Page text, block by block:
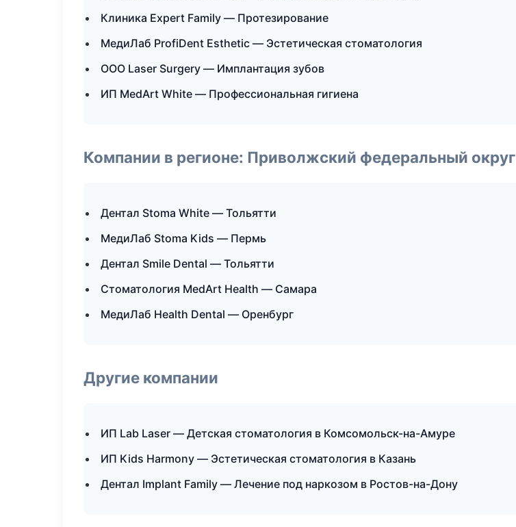
Клиника Expert Family — Протезирование
МедиЛаб ProfiDent Esthetic — Эстетическая стоматология
ООО Laser Surgery — Имплантация зубов
ИП MedArt White — Профессиональная гигиена
Компании в регионе: Приволжский федеральный округ
Дентал Stoma White — Тольятти
МедиЛаб Stoma Kids — Пермь
Дентал Smile Dental — Тольятти
Стоматология MedArt Health — Самара
МедиЛаб Health Dental — Оренбург
Другие компании
ИП Lab Laser — Детская стоматология в Комсомольск-на-Амуре
ИП Kids Harmony — Эстетическая стоматология в Казань
Дентал Implant Family — Лечение под наркозом в Ростов-на-Дону